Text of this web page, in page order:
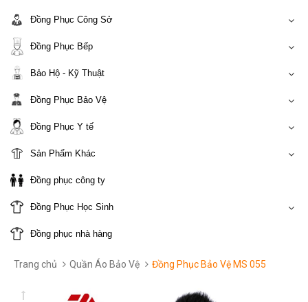
Đồng Phục Công Sở
Đồng Phục Bếp
Bảo Hộ - Kỹ Thuật
Đồng Phục Bảo Vệ
Đồng Phục Y tế
Sản Phẩm Khác
Đồng phục công ty
Đồng Phục Học Sinh
Đồng phục nhà hàng
Trang chủ Quần Áo Bảo Vệ Đồng Phục Bảo Vệ MS 055